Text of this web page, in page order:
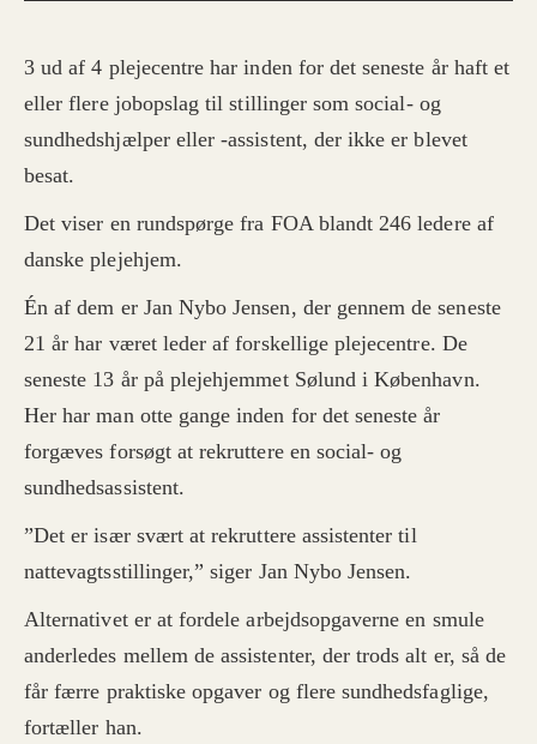
3 ud af 4 plejecentre har inden for det seneste år haft et
eller flere jobopslag til stillinger som social- og
sundhedshjælper eller -assistent, der ikke er blevet
besat.
Det viser en rundspørge fra FOA blandt 246 ledere af
danske plejehjem.
Én af dem er Jan Nybo Jensen, der gennem de seneste
21 år har været leder af forskellige plejecentre. De
seneste 13 år på plejehjemmet Sølund i København.
Her har man otte gange inden for det seneste år
forgæves forsøgt at rekruttere en social- og
sundhedsassistent.
”Det er især svært at rekruttere assistenter til
nattevagtsstillinger,” siger Jan Nybo Jensen.
Alternativet er at fordele arbejdsopgaverne en smule
anderledes mellem de assistenter, der trods alt er, så de
får færre praktiske opgaver og flere sundhedsfaglige,
fortæller han.